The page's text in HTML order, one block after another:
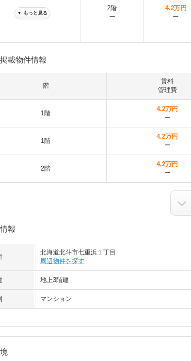
▼ もっと見る
2階
ー
4.2万円
ー
載物件情報
階
賃料
管理費
1階
4.2万円
ー
1階
4.2万円
ー
2階
4.2万円
ー
報
北海道北斗市七重浜１丁目
周辺物件を探す
地上3階建
マンション